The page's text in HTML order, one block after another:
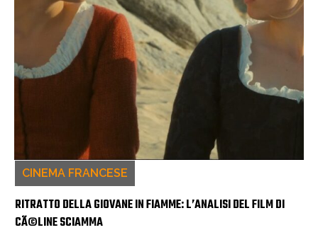
CINEMA FRANCESE
RITRATTO DELLA GIOVANE IN FIAMME: L’ANALISI DEL FILM DI
CÃ©LINE SCIAMMA